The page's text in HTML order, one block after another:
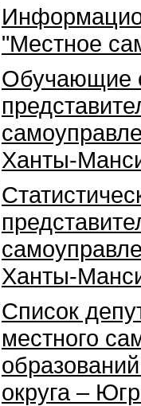
"Местное
Обучающие
Ханты-
Ханты-
Список
местного
округа –